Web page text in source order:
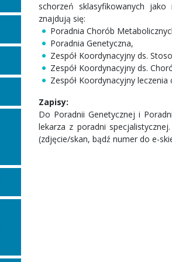
schorzeń sklasyfikowanych
znajdują się:
Poradnia Chorób
Poradnia Genetyczna,
Zespół Koordynacyjny ds.
Zespół Koordynacyjny ds.
Zespół Koordynacyjny
Zapisy:
Do Poradnii Genetycznej i
lekarza z poradni
(zdjęcie/skan, bądź numer do e-